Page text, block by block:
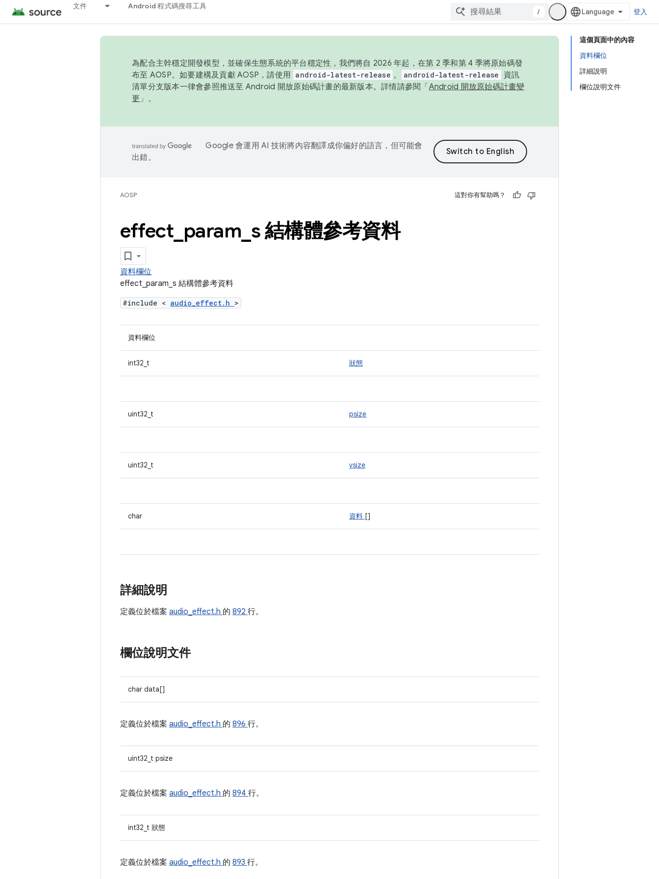
文件 Android 程式碼搜尋工具
/ 登入
這個頁面中的內容
資料欄位
詳細說明
欄位說明文件
為配合主幹穩定開發模型，並確保生態系統的平台穩定性，我們將自 2026 年起，在第 2 季和第 4 季將原始碼發
布至 AOSP。如要建構及貢獻 AOSP，請使用 android-latest-release 。 android-latest-release
資訊
清單分支版本一律會參照推送至 Android 開放原始碼計畫的最新版本。詳情請參閱「 Android 開放原始碼計畫變
更 」。
Google 會運用 AI 技術將內容翻譯成你偏好的語言，但可能會
出錯。
AOSP 這對你有幫助嗎？
effect param s 結構體參考資料
資料欄位
effect_param_s 結構體參考資料
#include < audio_effect.h >
資料欄位
int32_t 狀態
uint32_t psize
uint32_t vsize
char 資料 []
詳細說明
定義位於檔案 audio_effect.h 的 892 行。
欄位說明文件
char data[]
定義位於檔案 audio_effect.h 的 896 行。
uint32_t psize
定義位於檔案 audio_effect.h 的 894 行。
int32_t 狀態
定義位於檔案 audio_effect.h 的 893 行。